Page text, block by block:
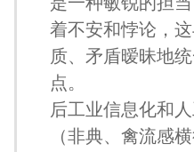
着不安和悖论，
质、矛盾暧昧地
点。
后工业信息化和
（非典、禽流感